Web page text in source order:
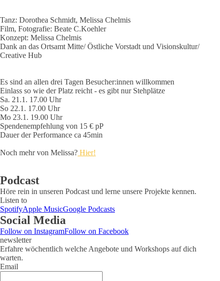
Tanz: Dorothea Schmidt, Melissa Chelmis
Film, Fotografie: Beate C.Koehler
Konzept: Melissa Chelmis
Dank an das Ortsamt Mitte/ Östliche Vorstadt und Visionskultur/
Creative Hub
Es sind an allen drei Tagen Besucher:innen willkommen
Einlass so wie der Platz reicht - es gibt nur Stehplätze
Sa. 21.1. 17.00 Uhr
So 22.1. 17.00 Uhr
Mo 23.1. 19.00 Uhr
Spendenempfehlung von 15 € pP
Dauer der Performance ca 45min
Noch mehr von Melissa? Hier!
Podcast
Höre rein in unseren Podcast und lerne unsere Projekte kennen.
Listen to
SpotifyApple MusicGoogle Podcasts
Social Media
Follow on InstagramFollow on Facebook
newsletter
Erfahre wöchentlich welche Angebote und Workshops auf dich
warten.
Email